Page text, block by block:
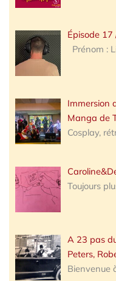
Épisode 17
Prénom :
Immersion
Manga de
Cosplay,
Toujours
A 23 pas
Peters,
Bienvenue